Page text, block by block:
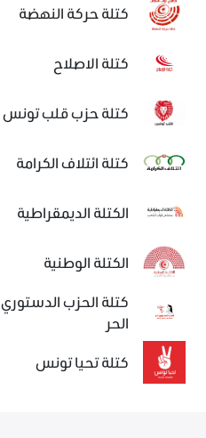
كتلة حركة النهضة
كتلة الاصلاح
كتلة حزب قلب تونس
كتلة ائتلاف الكرامة
الكتلة الديمقراطية
الكتلة الوطنية
كتلة الحزب الدستوري
الحر
كتلة تحيا تونس